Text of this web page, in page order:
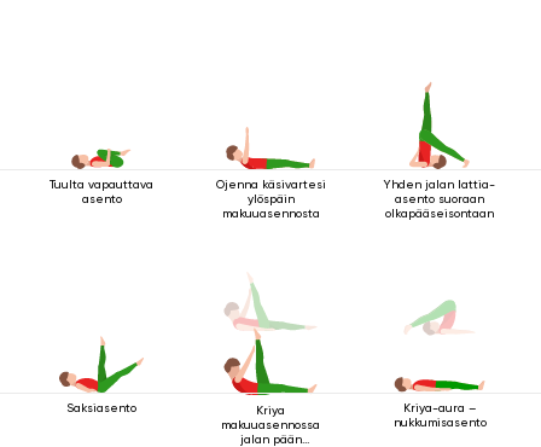
Tuulta vapauttava
asento
Ojenna käsivartesi
ylöspäin
makuuasennosta
Yhden jalan lattia-
asento suoraan
olkapääseisontaan
Saksiasento
Kriya
makuuasennossa
jalan pään
Kriya-aura –
nukkumisasento